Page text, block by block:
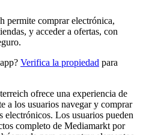
permite comprar electrónica,
y acceder a ofertas, con
Verifica la propiedad para
ofrece una experiencia de
a los usuarios navegar y comprar
electrónicos. Los usuarios pueden
completo de Mediamarkt por